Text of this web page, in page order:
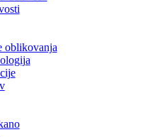
oblikovanja